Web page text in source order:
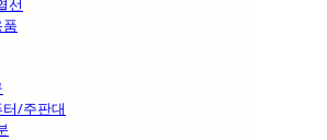
선
/주판대